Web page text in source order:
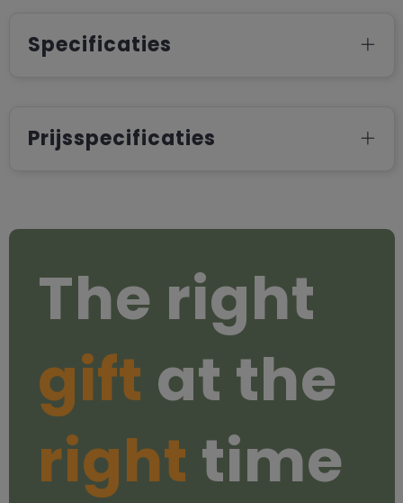
Specificaties
Prijsspecificaties
The right
gift at the
right time